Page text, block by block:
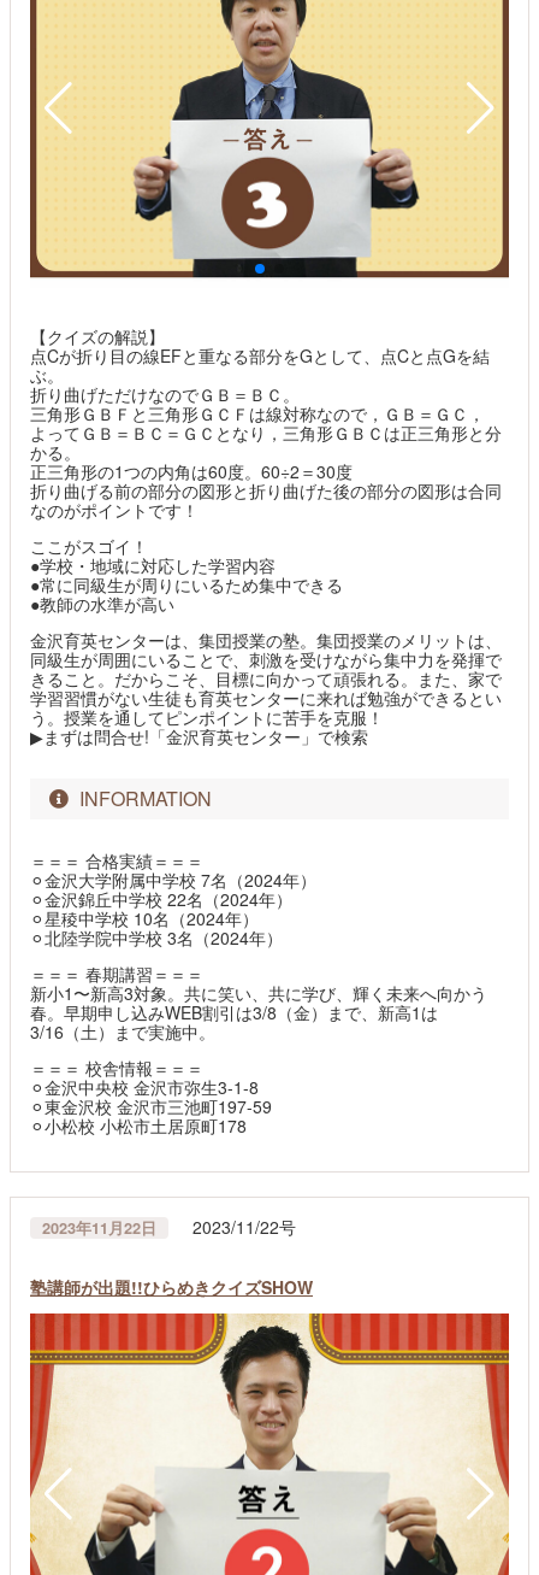
【クイズの解説】
点Cが折り目の線EFと重なる部分をGとして、点Cと点Gを結
ぶ。
折り曲げただけなのでＧＢ＝ＢＣ。
三角形ＧＢＦと三角形ＧＣＦは線対称なので，ＧＢ＝ＧＣ，
よってＧＢ＝ＢＣ＝ＧＣとなり，三角形ＧＢＣは正三角形と分
かる。
正三角形の1つの内角は60度。60÷2＝30度
折り曲げる前の部分の図形と折り曲げた後の部分の図形は合同
なのがポイントです！
ここがスゴイ！
●学校・地域に対応した学習内容
●常に同級生が周りにいるため集中できる
●教師の水準が高い
金沢育英センターは、集団授業の塾。集団授業のメリットは、
同級生が周囲にいることで、刺激を受けながら集中力を発揮で
きること。だからこそ、目標に向かって頑張れる。また、家で
学習習慣がない生徒も育英センターに来れば勉強ができるとい
う。授業を通してピンポイントに苦手を克服！
▶︎まずは問合せ!「金沢育英センター」で検索
INFORMATION
＝＝＝ 合格実績＝＝＝
⚪︎金沢大学附属中学校 7名（2024年）
⚪︎金沢錦丘中学校 22名（2024年）
⚪︎星稜中学校 10名（2024年）
⚪︎北陸学院中学校 3名（2024年）
＝＝＝ 春期講習＝＝＝
新小1〜新高3対象。共に笑い、共に学び、輝く未来へ向かう
春。早期申し込みWEB割引は3/8（金）まで、新高1は
3/16（土）まで実施中。
＝＝＝ 校舎情報＝＝＝
⚪︎金沢中央校 金沢市弥生3-1-8
⚪︎東金沢校 金沢市三池町197-59
⚪︎小松校 小松市土居原町178
2023年11月22日 2023/11/22号
塾講師が出題!!ひらめきクイズSHOW